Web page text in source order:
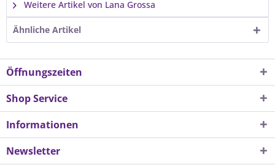
Weitere Artikel von Lana Grossa
Ähnliche Artikel
Öffnungszeiten
Shop Service
Informationen
Newsletter